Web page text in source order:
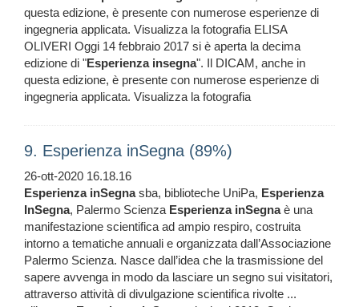
questa edizione, è presente con numerose esperienze di
ingegneria applicata. Visualizza la fotografia ELISA
OLIVERI Oggi 14 febbraio 2017 si è aperta la decima
edizione di "Esperienza insegna". Il DICAM, anche in
questa edizione, è presente con numerose esperienze di
ingegneria applicata. Visualizza la fotografia
9. Esperienza inSegna (89%)
26-ott-2020 16.18.16
Esperienza inSegnasba, biblioteche UniPa, Esperienza
InSegna, Palermo Scienza Esperienza inSegnaè una
manifestazione scientifica ad ampio respiro, costruita
intorno a tematiche annuali e organizzata dall’Associazione
Palermo Scienza. Nasce dall’idea che la trasmissione del
sapere avvenga in modo da lasciare un segno sui visitatori,
attraverso attività di divulgazione scientifica rivolte ...